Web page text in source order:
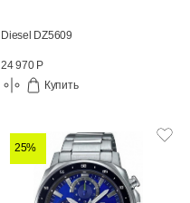
Diesel DZ5609
24 970 Р
Купить
25%